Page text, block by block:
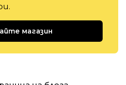
магазин